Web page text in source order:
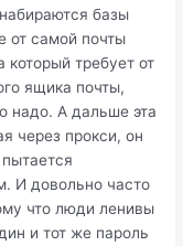
базы
от самой почты
который требует от
ящика почты,
надо. А дальше эта
через прокси, он
И довольно часто
что люди ленивы
и тот же пароль